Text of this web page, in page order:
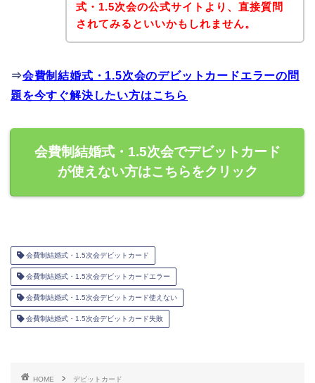
式・1.5次会の公式サイトより、直接質問
されてみるといいかもしれません。
⇒会費制結婚式・1.5次会のデビットカードエラーの問
題を今すぐ解決したい方はこちら
会費制結婚式・1.5次会でデビットカード
が使えない方はこちらをクリック
会費制結婚式・1.5次会デビットカード
会費制結婚式・1.5次会デビットカードエラー
会費制結婚式・1.5次会デビットカード使えない
会費制結婚式・1.5次会デビットカード失敗
HOME デビットカード